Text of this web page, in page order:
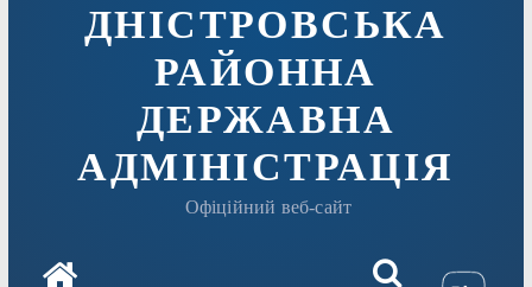
ДНІСТРОВСЬКА
РАЙОННА
ДЕРЖАВНА
АДМІНІСТРАЦІЯ
Офіційний веб-сайт